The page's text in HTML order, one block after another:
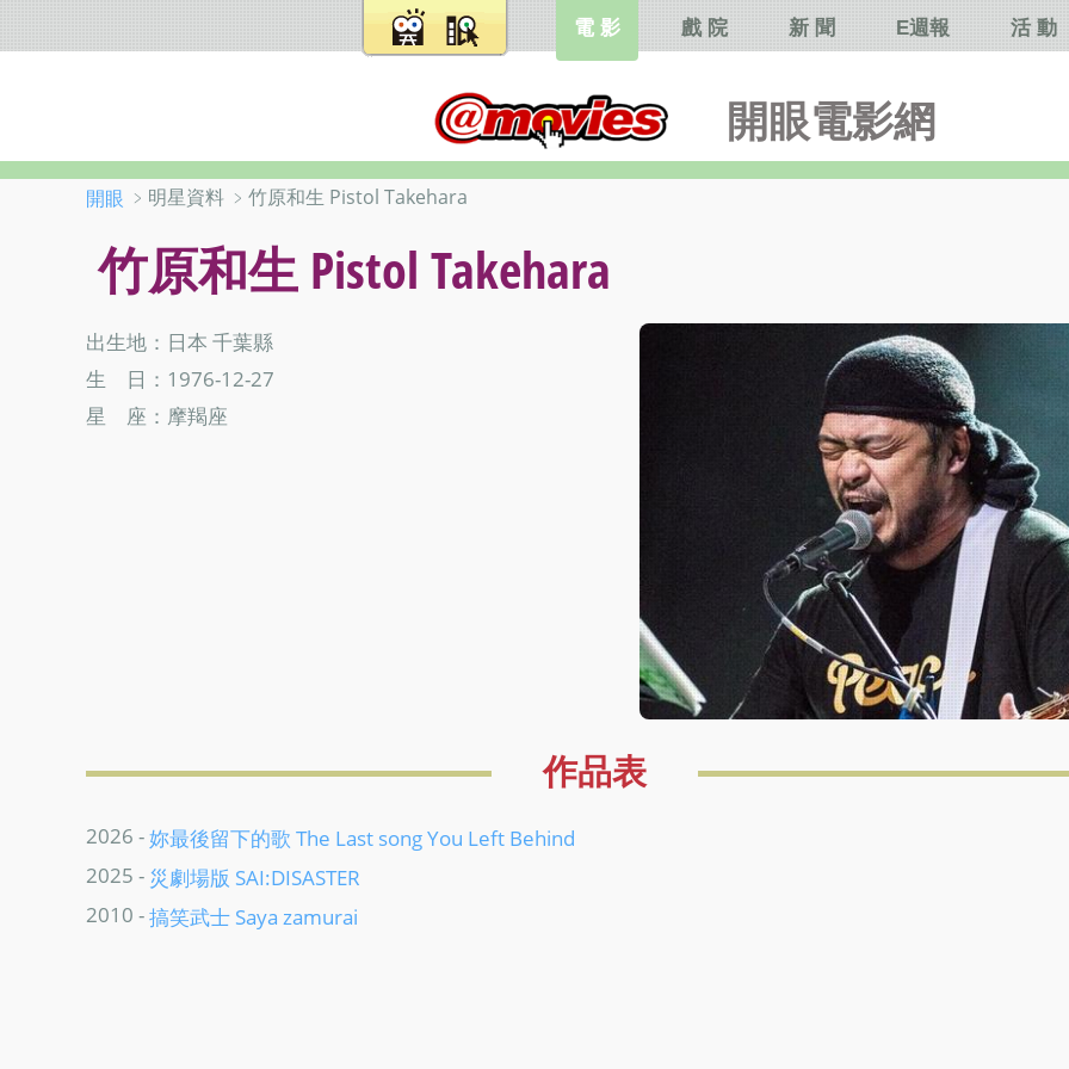
開眼電影網
電 影 戲 院 新 聞 E週報 活 動
開眼 ﹥明星資料 ﹥竹原和生 Pistol Takehara
竹原和生 Pistol Takehara
出生地：日本 千葉縣
生 日：1976-12-27
星 座：摩羯座
作品表
2026 -妳最後留下的歌 The Last song You Left Behind
2025 - 災劇場版 SAI:DISASTER
2010 -搞笑武士 Saya zamurai